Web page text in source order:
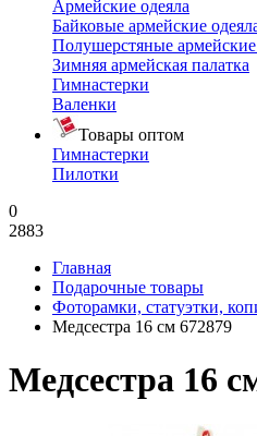
Армейские одеяла
Байковые армейские
Полушерстяные армейские
Зимняя армейская палатка
Гимнастерки
Валенки
Товары оптом
Гимнастерки
Пилотки
0
2883
Главная
Подарочные товары
Фоторамки, статуэтки,
Медсестра 16 см 672879
Медсестра 16